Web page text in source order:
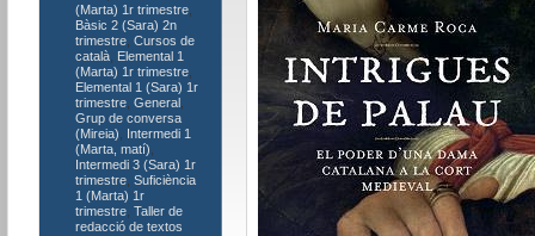
(Marta) 1r trimestre,
Bàsic 2 (Sara) 2n
trimestre, Cursos de
català, Elemental 1
(Marta) 1r trimestre,
Elemental 1 (Sara) 1r
trimestre, General,
Grup de conversa
(Mireia)
Intermedi 1
(Marta, matí)
Intermedi 3 (Sara) 1r
trimestre, Suficiència
1 (Marta) 1r
trimestre, Taller de
redacció de textos